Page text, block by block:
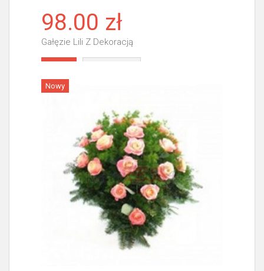
98.00 zł
Gałęzie Lili Z Dekoracją
Nowy